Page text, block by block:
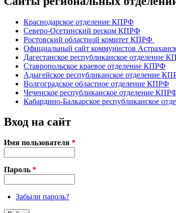
Краснодарское отделение КПРФ
Северо-Осетинский реском КПРФ
Ростовский областной комитет КПРФ
Официальный сайт коммунистов
Дагестанское республиканское отделение
Ставропольское краевое отделение КПРФ
Адыгейское республиканское отделение
Волгоградское областное отделение КПРФ
Чеченское республиканское отделение
Кабардино-Балкарское республиканское
Вход на сайт
Имя пользователя *
Пароль *
Забыли пароль?